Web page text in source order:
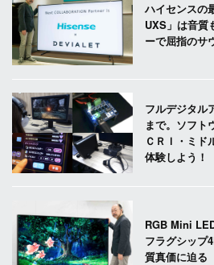
ハイセンスの
UXS」は音質
ーで屈指のサ
フルデジタル
まで。ソフト
ＣＲＩ・ミド
体験しよう！
RGB Mini
フラグシップ
質真価に迫る